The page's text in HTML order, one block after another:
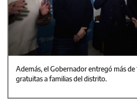
Además, el Gobernador entregó más de
gratuitas a familias del distrito.